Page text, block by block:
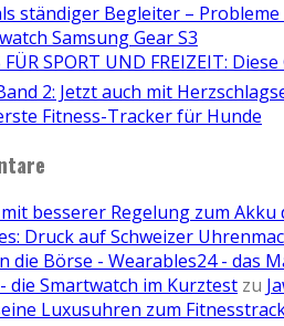
ständiger Begleiter –
Samsung Gear S3
FÜR SPORT UND FREIZEIT:
2: Jetzt auch mit
Fitness-Tracker für Hunde
besserer Regelung zum Akku
Druck auf Schweizer
die Börse - Wearables24 - das
die Smartwatch im Kurztest zu
Luxusuhren zum